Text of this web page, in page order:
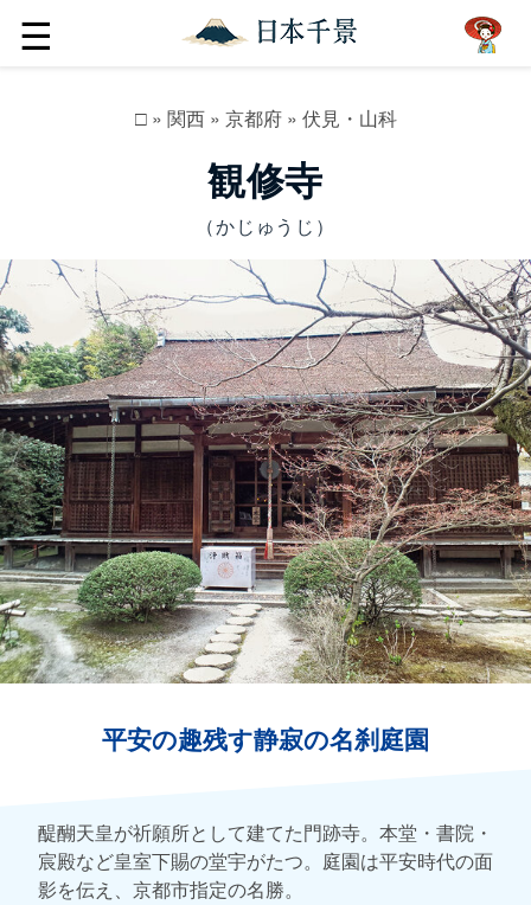
☰
□» 関西» 京都府» 伏見・山科
観修寺
（かじゅうじ）
平安の趣残す静寂の名刹庭園
醍醐天皇が祈願所として建てた門跡寺。本堂・書院・
宸殿など皇室下賜の堂宇がたつ。庭園は平安時代の面
影を伝え、京都市指定の名勝。